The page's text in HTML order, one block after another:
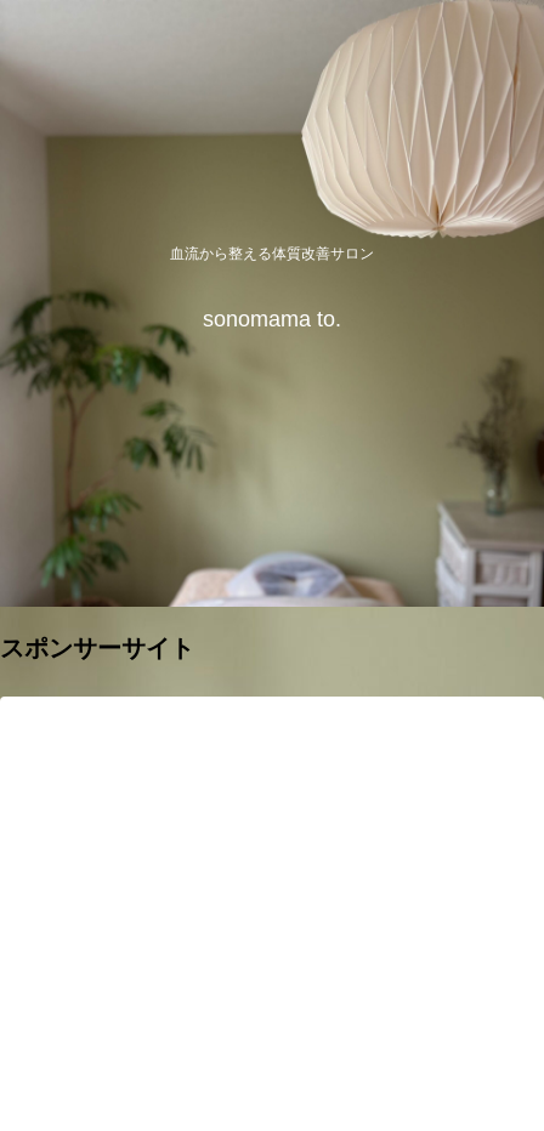
血流から整える体質改善サロン
sonomama to.
スポンサーサイト